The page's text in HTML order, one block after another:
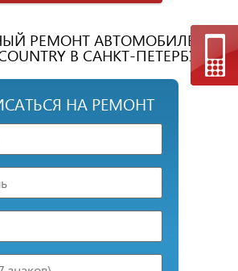
РЕМОНТ АВТОМОБИЛЕЙ
В САНКТ-ПЕТЕРБУРГЕ
НА РЕМОНТ